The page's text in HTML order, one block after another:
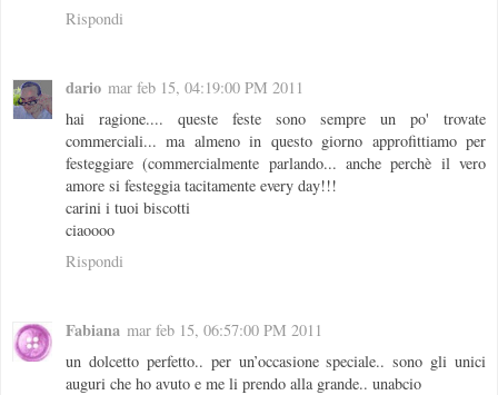
Rispondi
dario mar feb 15, 04:19:00 PM 2011
hai ragione.... queste feste sono sempre un po' trovate
commerciali... ma almeno in questo giorno approfittiamo per
festeggiare (commercialmente parlando... anche perchè il vero
amore si festeggia tacitamente every day!!!
carini i tuoi biscotti
ciaoooo
Rispondi
Fabiana mar feb 15, 06:57:00 PM 2011
un dolcetto perfetto.. per un’occasione speciale.. sono gli unici
auguri che ho avuto e me li prendo alla grande.. unabcio